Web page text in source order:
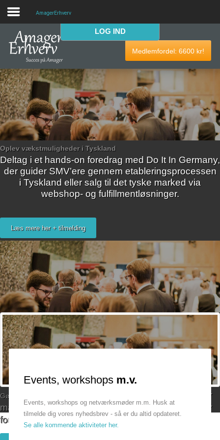
VELKOMMEN
AmagerErhverv skaber netværk, events og fordele til
Amagers erhvervsliv. Blivgratis medlem
i dag! Vi har
medlemdfordele til en værdi af6600kr.
AmagerErhverv
Nyheder
Events
Medlemmer & tilbud
Bliv medlem
AmagerErhverv
LOG IND
Medlemfordel:6600 kr!
Oplev vækstmuligheder i Tyskland
Deltag i et hands-on foredrag med Do It In Germany,
der guider SMV’ere gennem etableringsprocessen
i Tyskland eller salg til det tyske marked via
webshop- og fulfillmentløsninger.
Læs mere her + tilmelding
Gør din
AmagerErhverv arbejder
målrettet for at skabe flere ama'rkanske successer
for øens virksomheder og iværksættere.
Events, workshops m.v.
Events, workshops og netværksmøder m.m. Husk at
tilmelde dig vores nyhedsbrev - så er du altid opdateret.
Se alle kommende aktiviteter her.